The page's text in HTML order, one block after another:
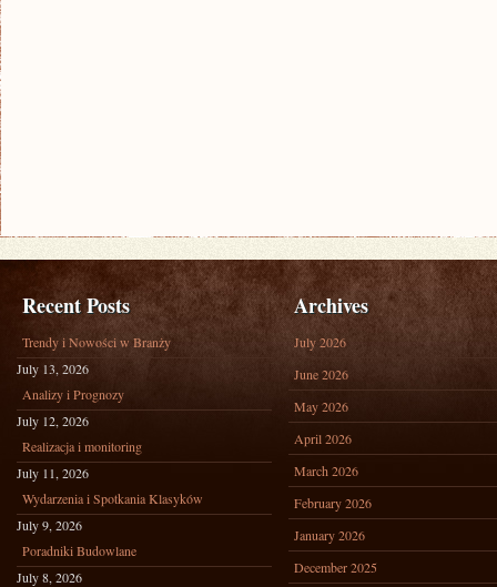
Recent Posts
Trendy i Nowości w Branży
July 13, 2026
Analizy i Prognozy
July 12, 2026
Realizacja i monitoring
July 11, 2026
Wydarzenia i Spotkania Klasyków
July 9, 2026
Poradniki Budowlane
July 8, 2026
Archives
July 2026
June 2026
May 2026
April 2026
March 2026
February 2026
January 2026
December 2025